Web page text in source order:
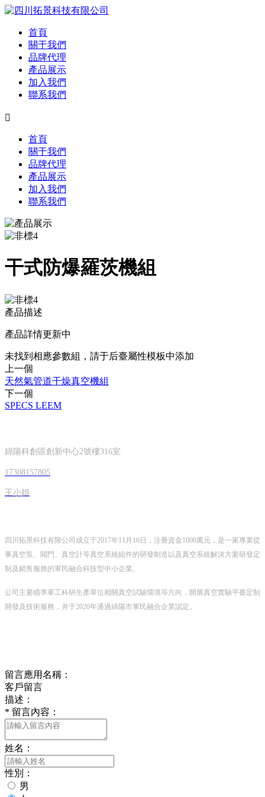
首頁
關于我們
品牌代理
產品展示
加入我們
聯系我們

首頁
關于我們
品牌代理
產品展示
加入我們
聯系我們
干式防爆羅茨機組
產品描述
產品詳情更新中
未找到相應參數組，請于后臺屬性模板中添加
上一個
天然氣管道干燥真空機組
下一個
SPECS LEEM
綿陽科創區創新中心2號樓316室
17308157805
王小姐
四川拓景科技有限公司成立于2017年11月16日，注冊資金1000萬元，是一家專業從
事真空泵、閥門、真空計等真空系統組件的研發制造以及真空系統解決方案研發定
制及銷售服務的軍民融合科技型中小企業。
公司主要瞄準軍工科研生產單位相關真空試驗環境等方向，開展真空實驗平臺定制
開發及技術服務，并于2020年通過綿陽市軍民融合企業認定。
留言應用名稱：
客戶留言
描述：
* 留言內容：
姓名：
性別：
男